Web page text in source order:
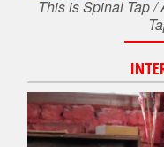
This is Spinal Tap